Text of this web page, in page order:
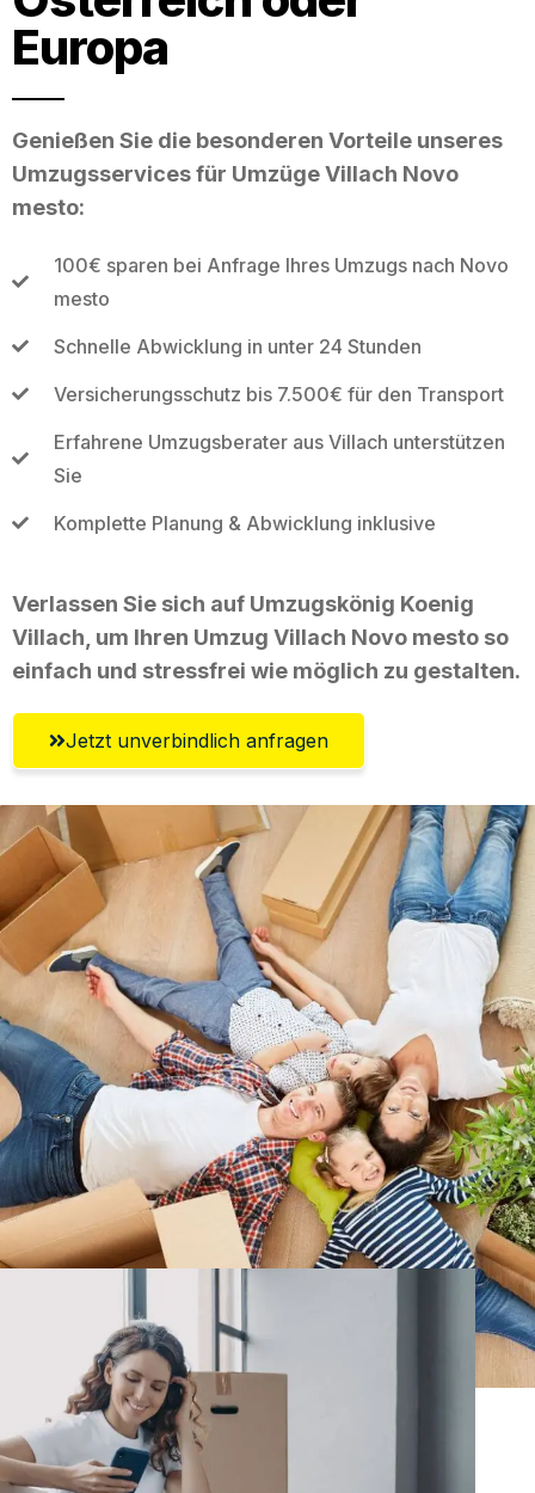
Europa
Genießen Sie die besonderen Vorteile unseres
Umzugsservices für Umzüge Villach Novo
mesto:
100€ sparen bei Anfrage Ihres Umzugs nach Novo
mesto
Schnelle Abwicklung in unter 24 Stunden
Versicherungsschutz bis 7.500€ für den Transport
Erfahrene Umzugsberater aus Villach unterstützen
Sie
Komplette Planung & Abwicklung inklusive
Verlassen Sie sich auf Umzugskönig Koenig
Villach, um Ihren Umzug Villach Novo mesto so
einfach und stressfrei wie möglich zu gestalten.
Jetzt unverbindlich anfragen